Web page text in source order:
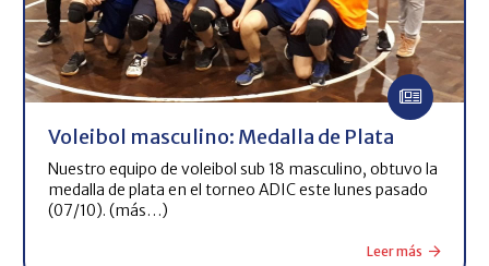
Voleibol masculino: Medalla de Plata
Nuestro equipo de voleibol sub 18 masculino, obtuvo la
medalla de plata en el torneo ADIC este lunes pasado
(07/10). (más…)
Leer más